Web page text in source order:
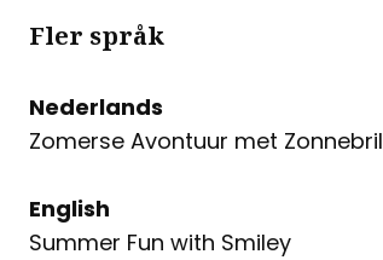
Fler språk
Nederlands
Zomerse Avontuur met Zonnebril
English
Summer Fun with Smiley